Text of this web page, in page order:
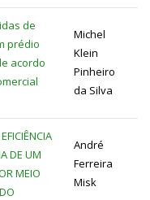
de
prédio
acordo
Michel
Klein
Pinheiro
da Silva
DE UM
MEIO
André
Ferreira
Misk